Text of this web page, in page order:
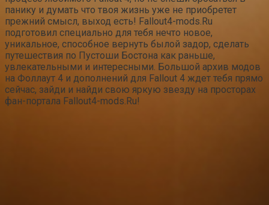
панику и думать что твоя жизнь уже не приобретет
прежний смысл, выход есть! Fallout4-mods.Ru
подготовил специально для тебя нечто новое,
уникальное, способное вернуть былой задор, сделать
путешествия по Пустоши Бостона как раньше,
увлекательными и интересными. Большой архив модов
на Фоллаут 4 и дополнений для Fallout 4 ждет тебя прямо
сейчас, зайди и найди свою яркую звезду на просторах
фан-портала Fallout4-mods.Ru!